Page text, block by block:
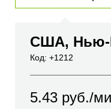
США, Нью-
Код: +1212
5.43 руб./